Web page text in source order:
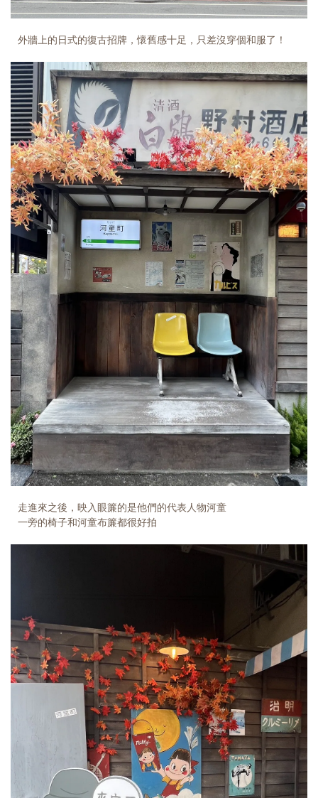
外牆上的日式的復古招牌，懷舊感十足，只差沒穿個和服了！
走進來之後，映入眼簾的是他們的代表人物河童
一旁的椅子和河童布簾都很好拍